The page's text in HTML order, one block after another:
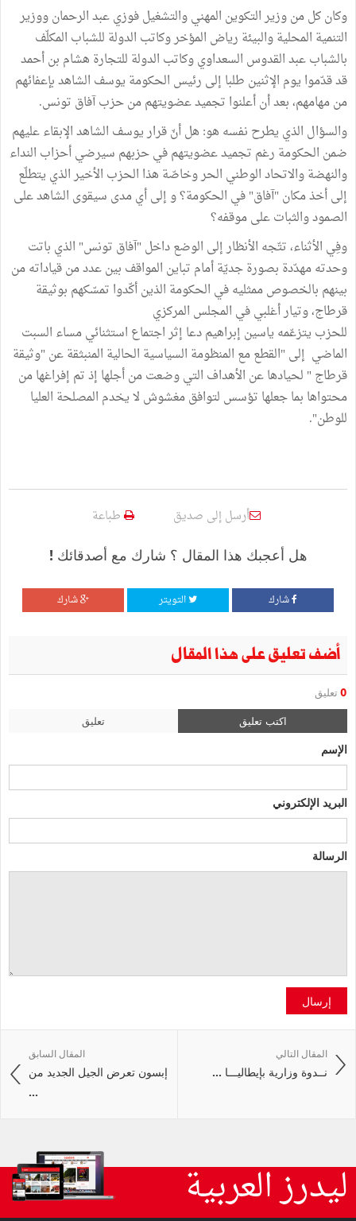
وكان كل من وزير التكوين المهني والتشغيل فوزي عبد الرحمان ووزير
التنمية المحلية والبيئة رياض المؤخر وكاتب الدولة للشباب المكلّف
بالشباب عبد القدوس السعداوي وكاتب الدولة للتجارة هشام بن أحمد
قد قدّموا يوم الإثنين طلبا إلى رئيس الحكومة يوسف الشاهد بإعفائهم
من مهامهم، بعد أن أعلنوا تجميد عضويتهم من حزب آفاق تونس.
والسؤال الذي يطرح نفسه هو: هل أنّ قرار يوسف الشاهد الإبقاء عليهم
ضمن الحكومة رغم تجميد عضويتهم في حزبهم سيرضي أحزاب النداء
والنهضة والاتحاد الوطني الحر وخاصّة هذا الحزب الأخير الذي يتطلّع
إلى أخذ مكان "آفاق" في الحكومة؟ و إلى أي مدى سيقوى الشاهد على
الصمود والثبات على موقفه؟
وفِي الأثناء، تتّجه الأنظار إلى الوضع داخل "آفاق تونس" الذي باتت
وحدته مهدّدة بصورة جديّة أمام تباين المواقف بين عدد من قياداته من
بينهم بالخصوص ممثليه في الحكومة الذين أكّدوا تمسّكهم بوثيقة
قرطاج، وتيار أغلبي في المجلس المركزي
للحزب يتزعّمه ياسين إبراهيم دعا إثر اجتماع استثنائي مساء السبت
الماضي إلى "القطع مع المنظومة السياسية الحالية المنبثقة عن "وثيقة
قرطاج " لحيادها عن الأهداف التي وضعت من أجلها إذ تم إفراغها من
محتواها بما جعلها تؤسس لتوافق مغشوش لا يخدم المصلحة العليا
للوطن".
أرسل إلى صديق طباعة
هل أعجبك هذا المقال ؟ شارك مع أصدقائك !
شارك التويتر شارك
أضف تعليق على هذا المقال
0 تعليق
اكتب تعليق تعليق
الإسم
البريد الإلكتروني
الرسالة
إرسال
المقال السابق
إبسون تعرض الجيل الجديد من
...
المقال التالي
نــدوة وزارية بإيطاليـــا ...
ليدرز العربية